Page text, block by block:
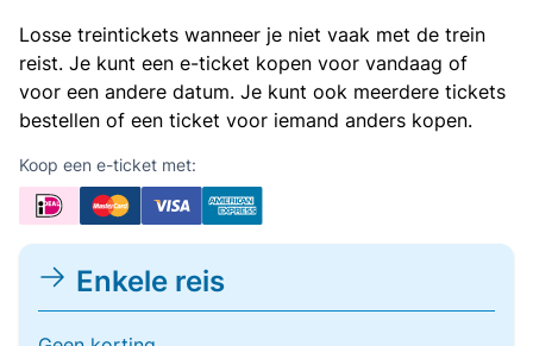
Losse treintickets wanneer je niet vaak met de trein
reist. Je kunt een e-ticket kopen voor vandaag of
voor een andere datum. Je kunt ook meerdere tickets
bestellen of een ticket voor iemand anders kopen.
Koop een e-ticket met:
Enkele reis